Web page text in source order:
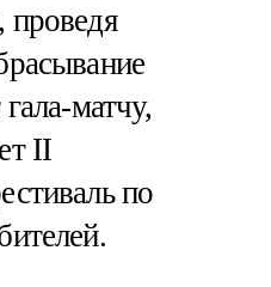
проведя
матчу,
II
по